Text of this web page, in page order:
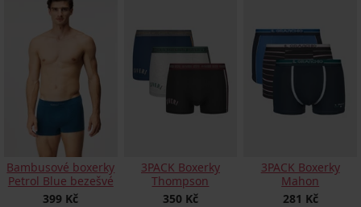
Bambusové boxerky
Petrol Blue bezešvé
399 Kč
3PACK Boxerky
Thompson
350 Kč
3PACK Boxerky
Mahon
281 Kč